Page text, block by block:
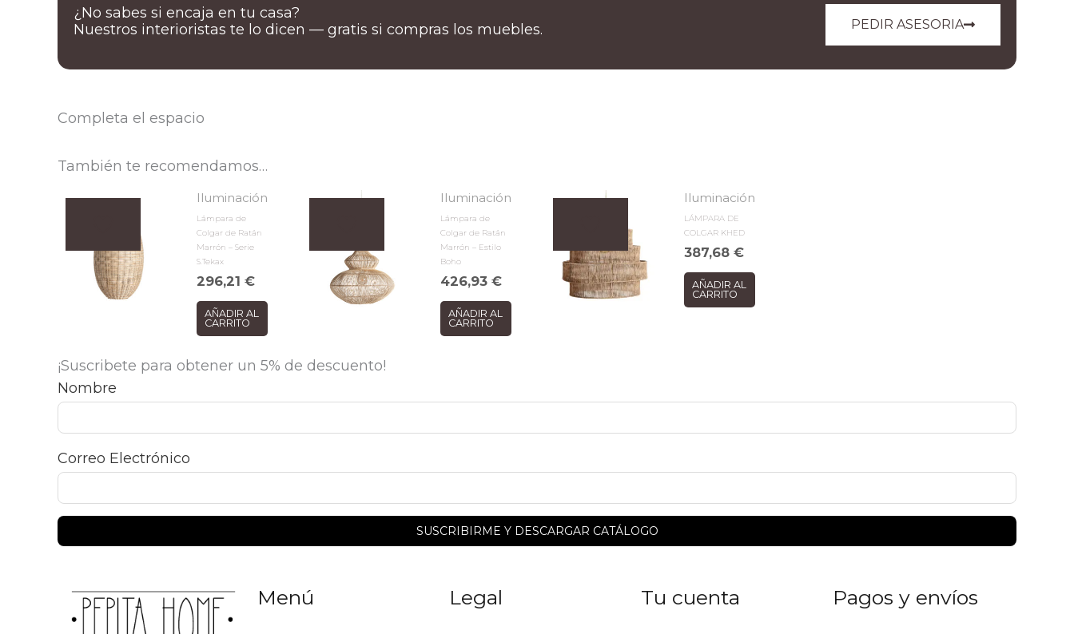
PEDIR ASESORIA
¿No sabes si encaja en tu casa?
Nuestros interioristas te lo dicen — gratis si compras los muebles.
Completa el espacio
También te recomendamos…
Iluminación
Lámpara de
Colgar de Ratán
Marrón – Serie
S.Tekax
296,21€
AÑADIR AL
CARRITO
Iluminación
Lámpara de
Colgar de Ratán
Marrón – Estilo
Boho
426,93€
AÑADIR AL
CARRITO
Iluminación
LÁMPARA DE
COLGAR KHED
387,68€
AÑADIR AL
CARRITO
¡Suscribete para obtener un 5% de descuento!
Nombre
Correo Electrónico
Menú Legal Tu cuenta Pagos y envíos